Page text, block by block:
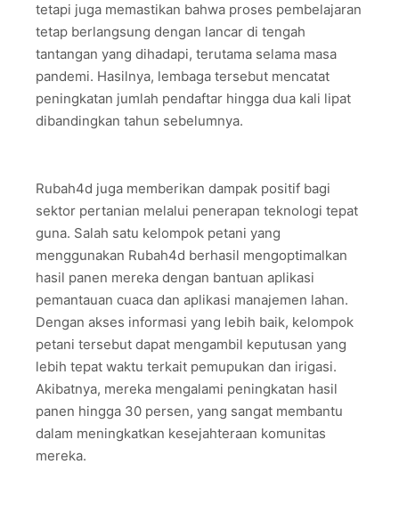
tetapi juga memastikan bahwa proses pembelajaran
tetap berlangsung dengan lancar di tengah
tantangan yang dihadapi, terutama selama masa
pandemi. Hasilnya, lembaga tersebut mencatat
peningkatan jumlah pendaftar hingga dua kali lipat
dibandingkan tahun sebelumnya.
Rubah4d juga memberikan dampak positif bagi
sektor pertanian melalui penerapan teknologi tepat
guna. Salah satu kelompok petani yang
menggunakan Rubah4d berhasil mengoptimalkan
hasil panen mereka dengan bantuan aplikasi
pemantauan cuaca dan aplikasi manajemen lahan.
Dengan akses informasi yang lebih baik, kelompok
petani tersebut dapat mengambil keputusan yang
lebih tepat waktu terkait pemupukan dan irigasi.
Akibatnya, mereka mengalami peningkatan hasil
panen hingga 30 persen, yang sangat membantu
dalam meningkatkan kesejahteraan komunitas
mereka.